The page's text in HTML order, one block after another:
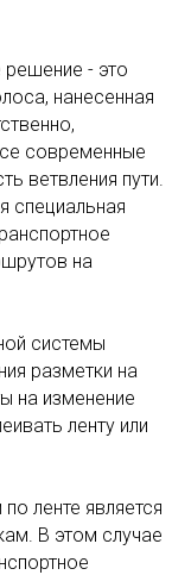
- это
нанесенная
современные
ветвления пути.
специальная
на
системы
разметки на
на изменение
ленту или
ленте является
В этом случае